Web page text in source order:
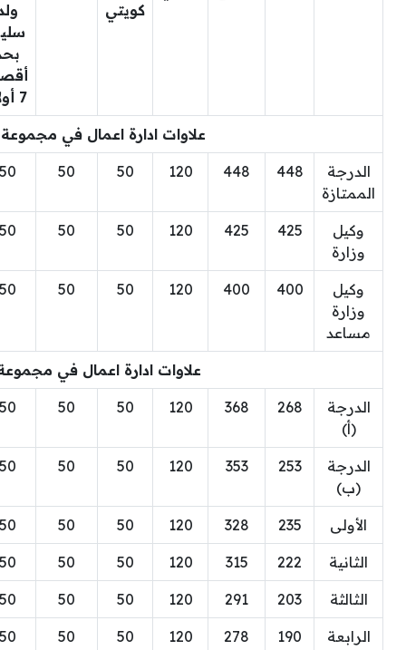
كويتي
7 أولاد
علاوات ادارة اعمال في مجموعة
الدرجة
الممتازة
448
448
120
50
50
وكيل
وزارة
425
425
120
50
50
وكيل
وزارة
مساعد
400
400
120
50
50
علاوات ادارة اعمال في
الدرجة
(أ)
268
368
120
50
50
الدرجة
(ب)
253
353
120
50
50
الأولى 235
328
120
50
50
الثانية 222
315
120
50
50
الثالثة 203
291
120
50
50
الرابعة 190
278
120
50
50